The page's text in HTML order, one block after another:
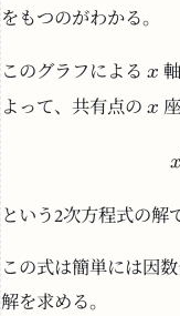
をもつのがわかる。
このグラフによる
よって、共有点の
という2次方程式の解
この式は簡単には因
解を求める。